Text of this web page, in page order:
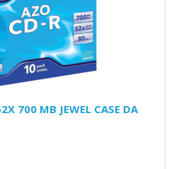
700 MB JEWEL CASE DA